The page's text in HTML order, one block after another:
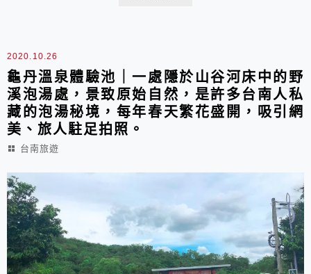
2020.10.26
龜丹溫泉體驗池｜一處隱於山谷河床中的野
溪泡湯處，景致原始自然，是許多台南人私
藏的泡湯秘境，每年春天繁花盛開，吸引網
美、旅人駐足拍照。
台南旅遊